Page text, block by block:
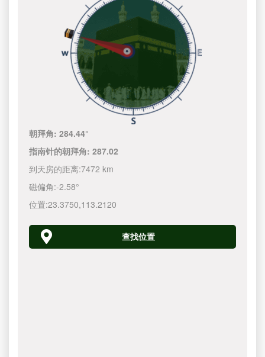
朝拜角:284.44°
指南针的朝拜角:287.02
到天房的距离:7472 km
磁偏角:-2.58°
位置:23.3750,113.2120
查找位置